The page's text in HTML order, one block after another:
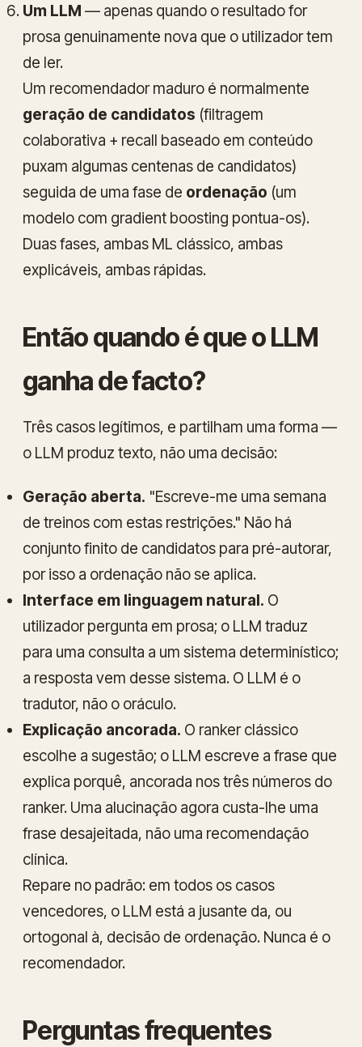
Um LLM — apenas quando o resultado for
prosa genuinamente nova que o utilizador tem
de ler.
Um recomendador maduro é normalmente
geração de candidatos (filtragem
colaborativa + recall baseado em conteúdo
puxam algumas centenas de candidatos)
seguida de uma fase de ordenação (um
modelo com gradient boosting pontua-os).
Duas fases, ambas ML clássico, ambas
explicáveis, ambas rápidas.
Então quando é que o LLM
ganha de facto?
Três casos legítimos, e partilham uma forma —
o LLM produz texto, não uma decisão:
Geração aberta. "Escreve-me uma semana
de treinos com estas restrições." Não há
conjunto finito de candidatos para pré-autorar,
por isso a ordenação não se aplica.
Interface em linguagem natural. O
utilizador pergunta em prosa; o LLM traduz
para uma consulta a um sistema determinístico;
a resposta vem desse sistema. O LLM é o
tradutor, não o oráculo.
Explicação ancorada. O ranker clássico
escolhe a sugestão; o LLM escreve a frase que
explica porquê, ancorada nos três números do
ranker. Uma alucinação agora custa-lhe uma
frase desajeitada, não uma recomendação
clínica.
Repare no padrão: em todos os casos
vencedores, o LLM está a jusante da, ou
ortogonal à, decisão de ordenação. Nunca é o
recomendador.
Perguntas frequentes